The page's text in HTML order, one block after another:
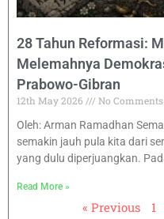
28 Tahun Reformasi:
Melemahnya
Prabowo-Gibran
12th May 2026
No Comments
Oleh: Arman Ramadhan
semakin jauh pula kita dari
yang dulu diperjuangkan.
Read More »
« Previous 1